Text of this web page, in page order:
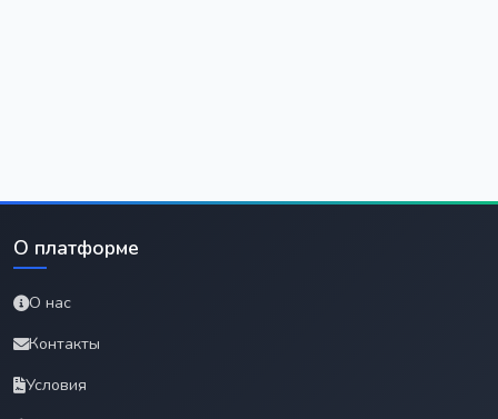
О платформе
О нас
Контакты
Условия